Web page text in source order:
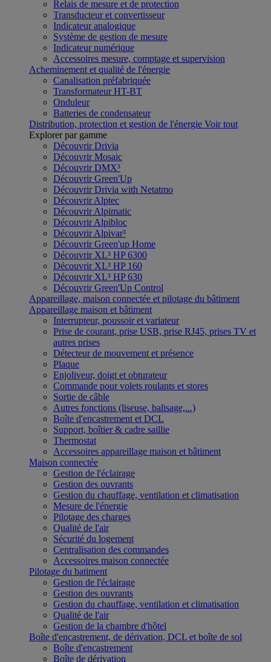
Relais de mesure et de protection
Transducteur et convertisseur
Indicateur analogique
Système de gestion de mesure
Indicateur numérique
Accessoires mesure, comptage et supervision
Acheminement et qualité de l'énergie
Canalisation préfabriquée
Transformateur HT-BT
Onduleur
Batteries de condensateur
Distribution, protection et gestion de l'énergie Voir tout
Explorer par gamme
Découvrir Drivia
Découvrir Mosaic
Découvrir DMX³
Découvrir Green'Up
Découvrir Drivia with Netatmo
Découvrir Alptec
Découvrir Alpimatic
Découvrir Alpibloc
Découvrir Alpivar³
Découvrir Green'up Home
Découvrir XL³ HP 6300
Découvrir XL³ HP 160
Découvrir XL³ HP 630
Découvrir Green'Up Control
Appareillage, maison connectée et pilotage du bâtiment
Appareillage maison et bâtiment
Interrupteur, poussoir et variateur
Prise de courant, prise USB, prise RJ45, prises TV et
autres prises
Détecteur de mouvement et présence
Plaque
Enjoliveur, doigt et obturateur
Commande pour volets roulants et stores
Sortie de câble
Autres fonctions (liseuse, balisage,...)
Boîte d'encastrement et DCL
Support, boîtier & cadre saillie
Thermostat
Accessoires appareillage maison et bâtiment
Maison connectée
Gestion de l'éclairage
Gestion des ouvrants
Gestion du chauffage, ventilation et climatisation
Mesure de l'énergie
Pilotage des charges
Qualité de l'air
Sécurité du logement
Centralisation des commandes
Accessoires maison connectée
Pilotage du batiment
Gestion de l'éclairage
Gestion des ouvrants
Gestion du chauffage, ventilation et climatisation
Qualité de l'air
Gestion de la chambre d'hôtel
Boîte d'encastrement, de dérivation, DCL et boîte de sol
Boîte d'encastrement
Boîte de dérivation